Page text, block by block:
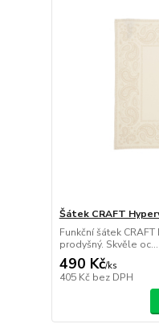
Šátek CRAFT
Funkční šátek
prodyšný. Skvěle oc...
490 Kč/ks
405 Kč bez DPH